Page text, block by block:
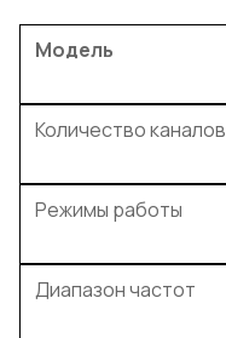
Модель
Количество каналов
Режимы работы
Диапазон частот